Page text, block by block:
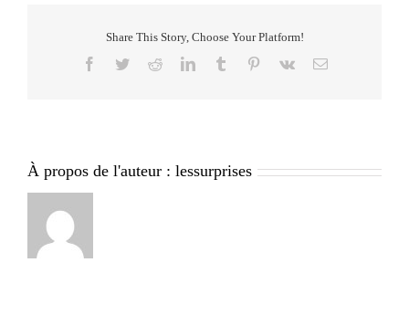
Share This Story, Choose Your Platform!
Facebook
TwitterRedditLinkedInTumblr Pinterest
Vk Email
À propos de l'auteur : lessurprises